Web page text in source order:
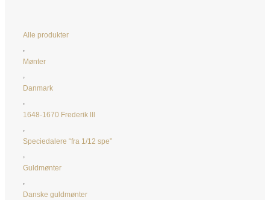
Alle produkter
,
Mønter
,
Danmark
,
1648-1670 Frederik lll
,
Speciedalere “fra 1/12 spe”
,
Guldmønter
,
Danske guldmønter